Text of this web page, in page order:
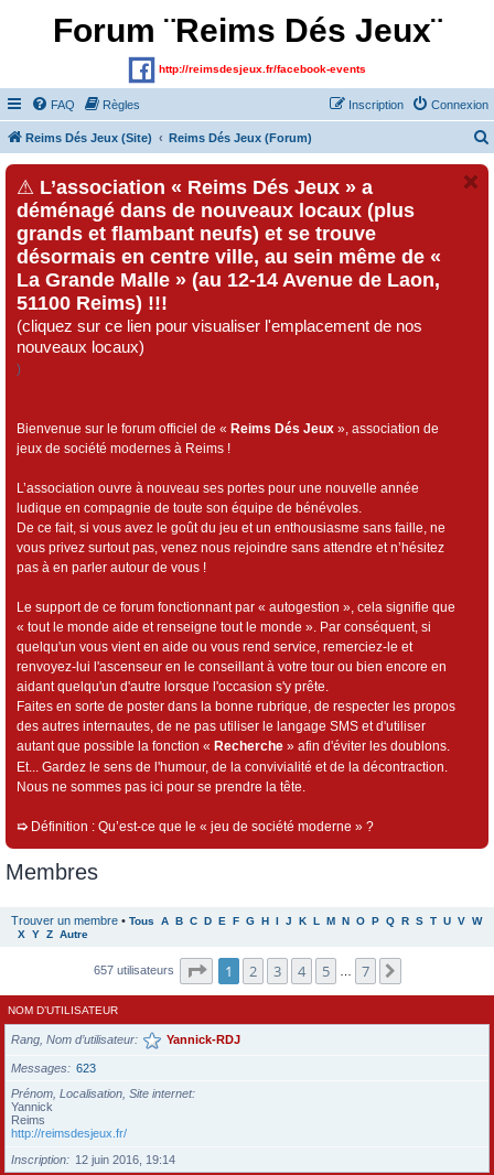
Forum ¨Reims Dés Jeux¨
http://reimsdesjeux.fr/facebook-events
FAQ Règles Connexion
Inscription
Reims Dés Jeux (Site) Reims Dés Jeux (Forum)
⚠ L’association « Reims Dés Jeux » a
déménagé dans de nouveaux locaux (plus
grands et flambant neufs) et se trouve
désormais en centre ville, au sein même de «
La Grande Malle » (au 12-14 Avenue de Laon,
51100 Reims) !!!
(cliquez sur ce lien pour visualiser l'emplacement de nos
nouveaux locaux)
)
Bienvenue sur le forum officiel de « Reims Dés Jeux », association de
jeux de société modernes à Reims !
L’association ouvre à nouveau ses portes pour une nouvelle année
ludique en compagnie de toute son équipe de bénévoles.
De ce fait, si vous avez le goût du jeu et un enthousiasme sans faille, ne
vous privez surtout pas, venez nous rejoindre sans attendre et n’hésitez
pas à en parler autour de vous !
Le support de ce forum fonctionnant par « autogestion », cela signifie que
« tout le monde aide et renseigne tout le monde ». Par conséquent, si
quelqu'un vous vient en aide ou vous rend service, remerciez-le et
renvoyez-lui l'ascenseur en le conseillant à votre tour ou bien encore en
aidant quelqu'un d'autre lorsque l'occasion s'y prête.
Faites en sorte de poster dans la bonne rubrique, de respecter les propos
des autres internautes, de ne pas utiliser le langage SMS et d'utiliser
autant que possible la fonction « Recherche » afin d'éviter les doublons.
Et... Gardez le sens de l'humour, de la convivialité et de la décontraction.
Nous ne sommes pas ici pour se prendre la tête.
➯ Définition : Qu’est-ce que le « jeu de société moderne » ?
Membres
Trouver un membre • Tous A B C D E F G H I J K L M N O P Q R S T U V W
X Y Z Autre
657 utilisateurs Page sur7
1 2 3 4 5 7
NOM D’UTILISATEUR
Rang, Nom d’utilisateur Yannick-RDJ
Messages
623
Prénom, Localisation, Site internet
Yannick
Reims
http://reimsdesjeux.fr/
Inscription
12 juin 2016, 19:14